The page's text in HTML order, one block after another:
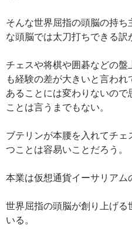
そんな世界屈指の頭脳の持
な頭脳では太刀打ちできる訳
チェスや将棋や囲碁などの盤
も経験の差が大きいと言わ
あることには変わりないの
ことは言うまでもない。
ブテリンが本腰を入れてチ
つことは容易いことだろう。
本業は仮想通貨イーサリアム
世界屈指の頭脳が創り上げる
いる。